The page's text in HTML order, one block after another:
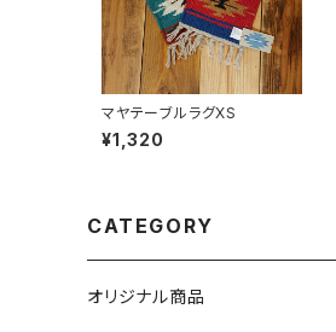
マヤテーブルラグXS
¥1,320
CATEGORY
オリジナル商品